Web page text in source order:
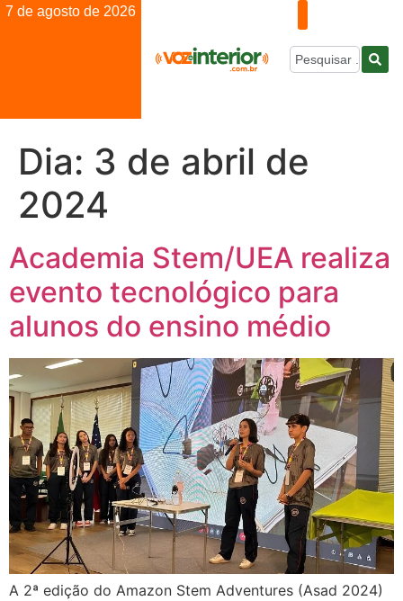
7 de agosto de 2026
Dia: 3 de abril de
2024
Academia Stem/UEA realiza
evento tecnológico para
alunos do ensino médio
A 2ª edição do Amazon Stem Adventures (Asad 2024)